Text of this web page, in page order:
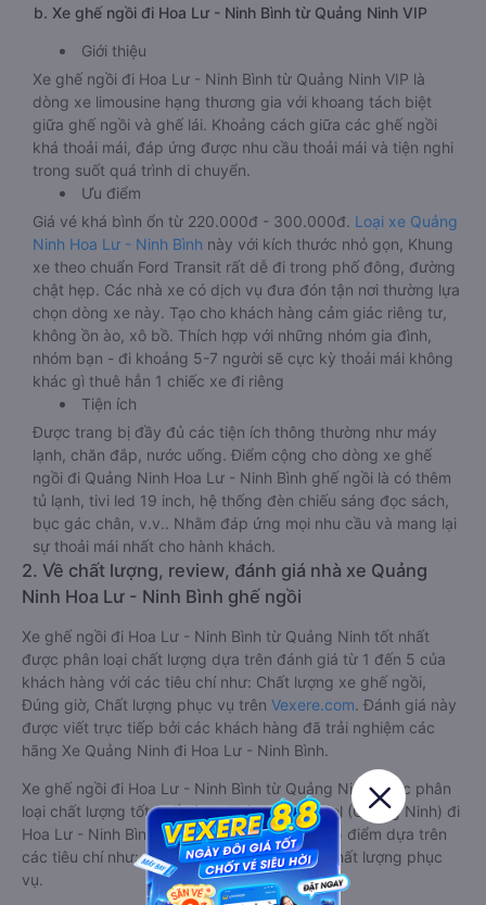
b. Xe ghế ngồi đi Hoa Lư - Ninh Bình từ Quảng Ninh VIP
Giới thiệu
Xe ghế ngồi đi Hoa Lư - Ninh Bình từ Quảng Ninh VIP là
dòng xe limousine hạng thương gia với khoang tách biệt
giữa ghế ngồi và ghế lái. Khoảng cách giữa các ghế ngồi
khá thoải mái, đáp ứng được nhu cầu thoải mái và tiện nghi
trong suốt quá trình di chuyển.
Ưu điểm
Giá vé khá bình ổn từ 220.000đ - 300.000đ. Loại xe Quảng
Ninh Hoa Lư - Ninh Bình này với kích thước nhỏ gọn, Khung
xe theo chuẩn Ford Transit rất dễ đi trong phố đông, đường
chật hẹp. Các nhà xe có dịch vụ đưa đón tận nơi thường lựa
chọn dòng xe này. Tạo cho khách hàng cảm giác riêng tư,
không ồn ào, xô bồ. Thích hợp với những nhóm gia đình,
nhóm bạn - đi khoảng 5-7 người sẽ cực kỳ thoải mái không
khác gì thuê hẳn 1 chiếc xe đi riêng
Tiện ích
Được trang bị đầy đủ các tiện ích thông thường như máy
lạnh, chăn đắp, nước uống. Điểm cộng cho dòng xe ghế
ngồi đi Quảng Ninh Hoa Lư - Ninh Bình ghế ngồi là có thêm
tủ lạnh, tivi led 19 inch, hệ thống đèn chiếu sáng đọc sách,
bục gác chân, v.v.. Nhằm đáp ứng mọi nhu cầu và mang lại
sự thoải mái nhất cho hành khách.
2. Về chất lượng, review, đánh giá nhà xe Quảng
Ninh Hoa Lư - Ninh Bình ghế ngồi
Xe ghế ngồi đi Hoa Lư - Ninh Bình từ Quảng Ninh tốt nhất
được phân loại chất lượng dựa trên đánh giá từ 1 đến 5 của
khách hàng với các tiêu chí như: Chất lượng xe ghế ngồi,
Đúng giờ, Chất lượng phục vụ trên Vexere.com. Đánh giá này
được viết trực tiếp bởi các khách hàng đã trải nghiệm các
hãng Xe Quảng Ninh đi Hoa Lư - Ninh Bình.
Xe ghế ngồi đi Hoa Lư - Ninh Bình từ Quảng Ninh được phân
loại chất lượng tốt nhất là xe Thành An Travel (Quảng Ninh) đi
Hoa Lư - Ninh Bình từ Quảng Ninh đạt 4.7 / 5 điểm dựa trên
các tiêu chí như: Chất lượng xe, Đúng giờ, Chất lượng phục
vụ.